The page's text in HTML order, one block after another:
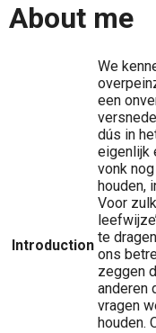
About me
Introduction
We
een
dús in
eigenlijk
vonk
houden,
Voor
te
ons
zeggen
anderen
vragen
houden.